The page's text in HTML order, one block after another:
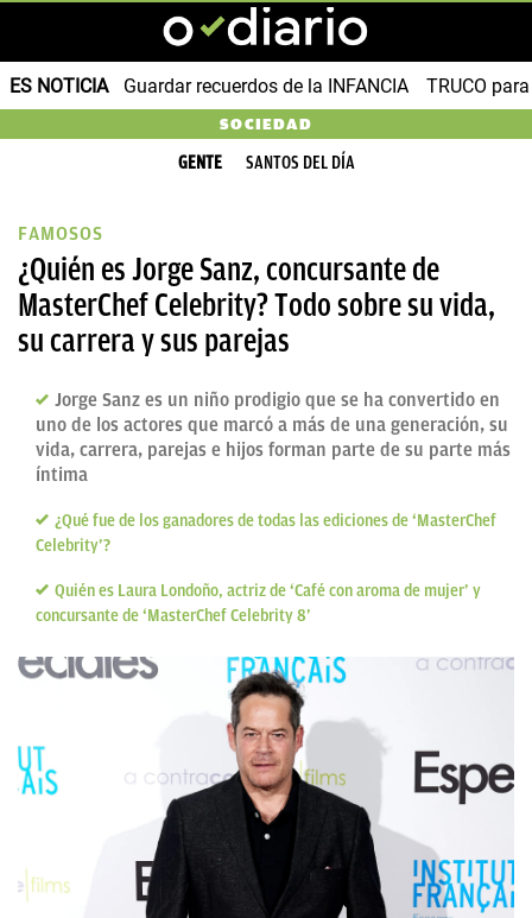
ES NOTICIA Guardar recuerdos de la INFANCIA TRUCO
SOCIEDAD
GENTE SANTOS DEL DÍA
FAMOSOS
¿Quién es Jorge Sanz, concursante de
MasterChef Celebrity? Todo sobre su vida,
su carrera y sus parejas
Jorge Sanz es un niño prodigio que se ha convertido en
uno de los actores que marcó a más de una generación, su
vida, carrera, parejas e hijos forman parte de su parte más
íntima
¿Qué fue de los ganadores de todas las ediciones de ‘MasterChef
Celebrity’?
Quién es Laura Londoño, actriz de ‘Café con aroma de mujer’ y
concursante de ‘MasterChef Celebrity 8’